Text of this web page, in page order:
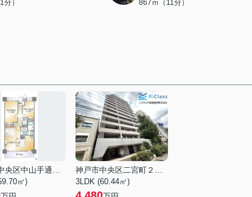
） 867ｍ（11分）
神戸市中央区中山手通２丁目
㎡)
神戸市中央区二宮町２丁目
3LDK (60.44㎡)